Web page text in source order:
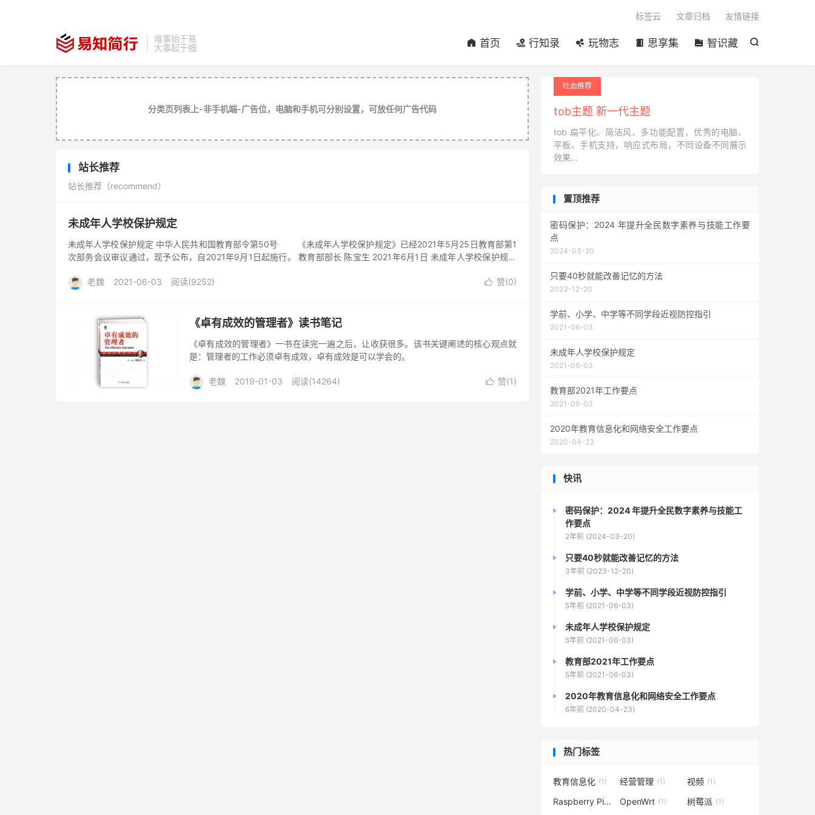
难事始于易
大事起于细

 首页  行知录  玩物志  思享集  智识藏
标签云 文章归档 友情链接
分类页列表上-非手机端-广告位，电脑和手机可分别设置，可放任何广告代码
站长推荐
站长推荐（recommend）
未成年人学校保护规定
未成年人学校保护规定 中华人民共和国教育部令第50号 《未成年人学校保护规定》已经2021年5月25日教育部第1
次部务会议审议通过，现予公布，自2021年9月1日起施行。 教育部部长 陈宝生 2021年6月1日 未成年人学校保护规定
 赞(0)
老魏 2021-06-03 阅读(9252)
《卓有成效的管理者》读书笔记
《卓有成效的管理者》一书在读完一遍之后，让收获很多。该书关键阐述的核心观点就
是：管理者的工作必须卓有成效，卓有成效是可以学会的。
 赞(1)
老魏 2019-01-03 阅读(14264)
吐血推荐
tob主题 新一代主题
tob 扁平化、简洁风、多功能配置，优秀的电脑、
平板、手机支持，响应式布局，不同设备不同展示
效果...
置顶推荐
密码保护：2024 年提升全民数字素养与技能工作要
点
2024-03-20
只要40秒就能改善记忆的方法
2023-12-20
学前、小学、中学等不同学段近视防控指引
2021-06-03
未成年人学校保护规定
2021-06-03
教育部2021年工作要点
2021-06-03
2020年教育信息化和网络安全工作要点
2020-04-23
快讯
密码保护：2024 年提升全民数字素养与技能工
作要点
2年前 (2024-03-20)
只要40秒就能改善记忆的方法
3年前 (2023-12-20)
学前、小学、中学等不同学段近视防控指引
5年前 (2021-06-03)
未成年人学校保护规定
5年前 (2021-06-03)
教育部2021年工作要点
5年前 (2021-06-03)
2020年教育信息化和网络安全工作要点
6年前 (2020-04-23)
热门标签
教育信息化 (1) 经营管理 (1) 视频 (1)
Raspberry Pi
(1) OpenWrt (1) 树莓派 (1)